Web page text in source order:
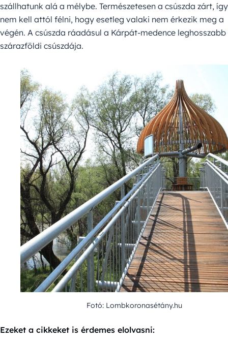
szállhatunk alá a mélybe. Természetesen a csúszda zárt, így
nem kell attól félni, hogy esetleg valaki nem érkezik meg a
végén. A csúszda ráadásul a Kárpát-medence leghosszabb
szárazföldi csúszdája.
Fotó: Lombkoronasétány.hu
Ezeket a cikkeket is érdemes elolvasni: